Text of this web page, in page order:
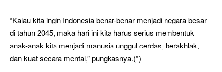
“Kalau kita ingin Indonesia benar-benar menjadi negara besar
di tahun 2045, maka hari ini kita harus serius membentuk
anak-anak kita menjadi manusia unggul cerdas, berakhlak,
dan kuat secara mental,” pungkasnya.(*)